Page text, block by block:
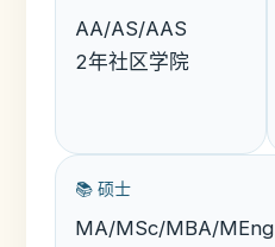
AA/AS/AAS
2年社区学院
📚 硕士
MA/MSc/MBA/MEng